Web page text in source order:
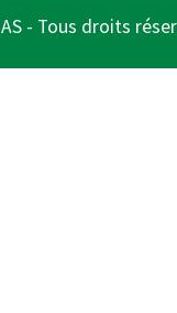
- Tous droits